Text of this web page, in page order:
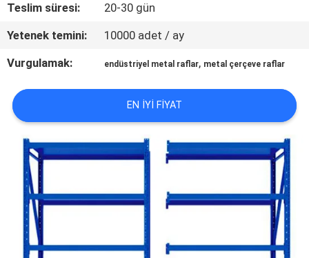
ULAŞIN
BIR
TEKLIF
ISTEĞI
SITE
HARITASI
PRIVACY
POLICY
Teslim süresi:
20-30 gün
Yetenek temini:
10000 adet / ay
Vurgulamak:
endüstriyel metal raflar, metal çerçeve raflar
EN IYI FIYAT